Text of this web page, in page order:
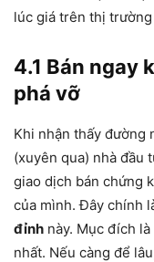
lúc giá trên thị
4.1 Bán ngay
phá vỡ
Khi nhận thấy đường
(xuyên qua) nhà đầu
giao dịch bán chứng
của mình. Đây chính
đỉnh này. Mục đích
nhất. Nếu càng để